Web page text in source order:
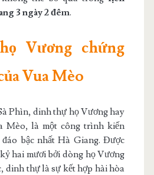
3 ngày 2 đêm.
Vương chứng
Vua Mèo
Phìn, dinh thự họ Vương hay
Mèo, là một công trình kiến
bậc nhất Hà Giang. Được
hai mươi bởi dòng họ Vương
dinh thự là sự kết hợp hài hòa